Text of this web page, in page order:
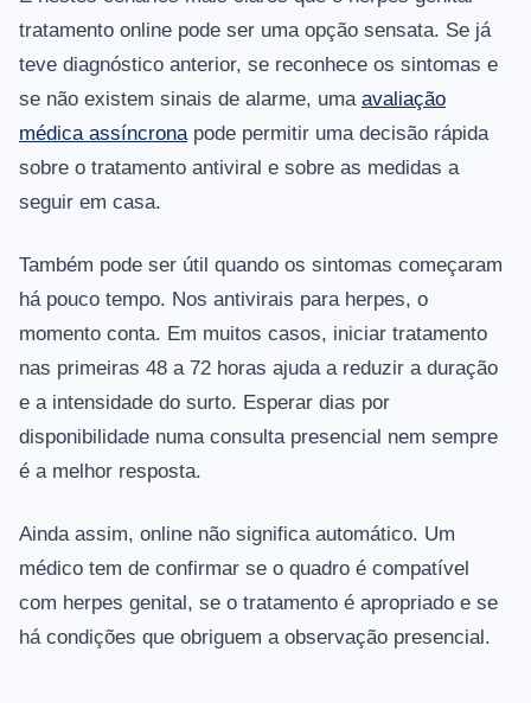
tratamento online pode ser uma opção sensata. Se já
teve diagnóstico anterior, se reconhece os sintomas e
se não existem sinais de alarme, uma avaliação
médica assíncronapode permitir uma decisão rápida
sobre o tratamento antiviral e sobre as medidas a
seguir em casa.
Também pode ser útil quando os sintomas começaram
há pouco tempo. Nos antivirais para herpes, o
momento conta. Em muitos casos, iniciar tratamento
nas primeiras 48 a 72 horas ajuda a reduzir a duração
e a intensidade do surto. Esperar dias por
disponibilidade numa consulta presencial nem sempre
é a melhor resposta.
Ainda assim, online não significa automático. Um
médico tem de confirmar se o quadro é compatível
com herpes genital, se o tratamento é apropriado e se
há condições que obriguem a observação presencial.